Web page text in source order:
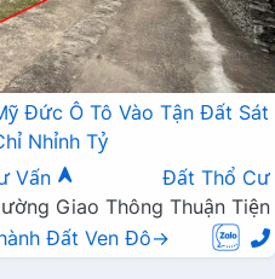
Đức Ô Tô Vào Tận Đất Sát
Nhỉnh Tỷ
Vấn
Đất Thổ Cư
Giao Thông Thuận Tiện
Đất Ven Đô→